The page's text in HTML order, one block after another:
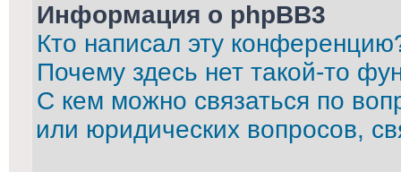
Информация о phpBB3
Кто написал эту
Почему здесь нет такой-то
С кем можно связаться по
или юридических вопросов,